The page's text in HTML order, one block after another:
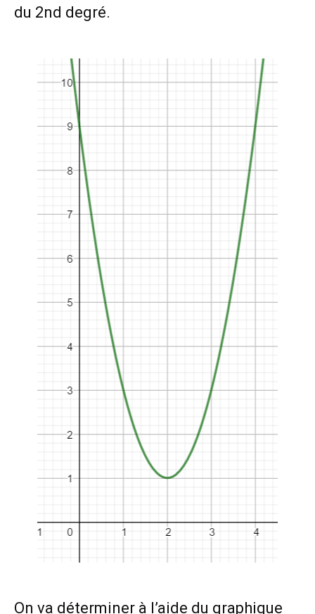
du 2nd degré.
On va déterminer à l’aide du graphique